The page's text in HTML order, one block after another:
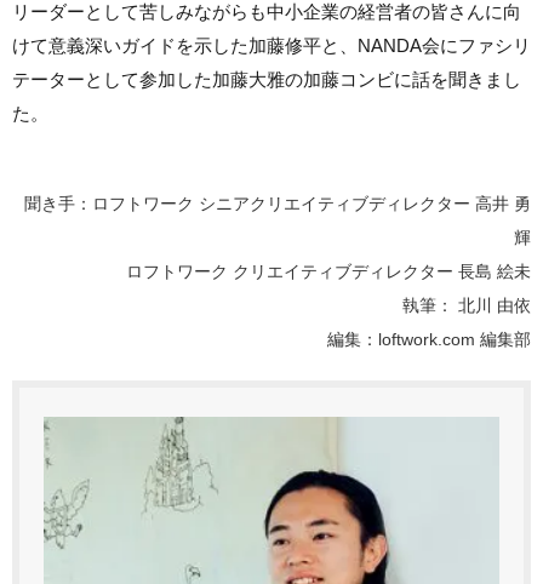
リーダーとして苦しみながらも中小企業の経営者の皆さんに向
けて意義深いガイドを示した加藤修平と、NANDA会にファシリ
テーターとして参加した加藤大雅の加藤コンビに話を聞きまし
た。
聞き手：ロフトワーク シニアクリエイティブディレクター 高井 勇
輝
ロフトワーク クリエイティブディレクター 長島 絵未
執筆： 北川 由依
編集：loftwork.com 編集部